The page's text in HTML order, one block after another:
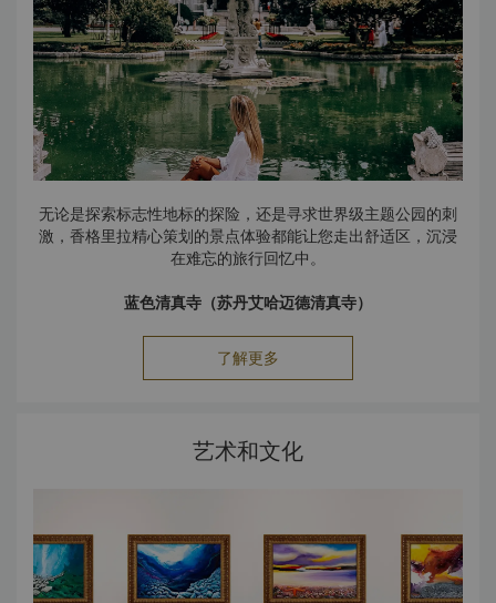
无论是探索标志性地标的探险，还是寻求世界级主题公园的刺
激，香格里拉精心策划的景点体验都能让您走出舒适区，沉浸
在难忘的旅行回忆中。
蓝色清真寺（苏丹艾哈迈德清真寺）
尼克瓷砖，因而得名蓝色清真寺。该清真寺建于 17 世纪，目
前仍供信众使用，但游客可通过单独入口进入。
这座富丽堂皇的宫殿曾是 19 世纪和 20 世纪初奥斯曼帝国苏
丹的宫邸。宫殿融合了欧洲和土耳其风格，内部装饰繁复华
地下水宫由数百根爱奥尼亚式和科林斯式圆柱支撑，还有两个
来源不明的石柱底座，上面雕刻着美杜莎头像，一个倒立，一
个侧立。庞大的地下宫殿舒爽、阴凉，是纳凉避暑的好去处。
了解更多
艺术和文化